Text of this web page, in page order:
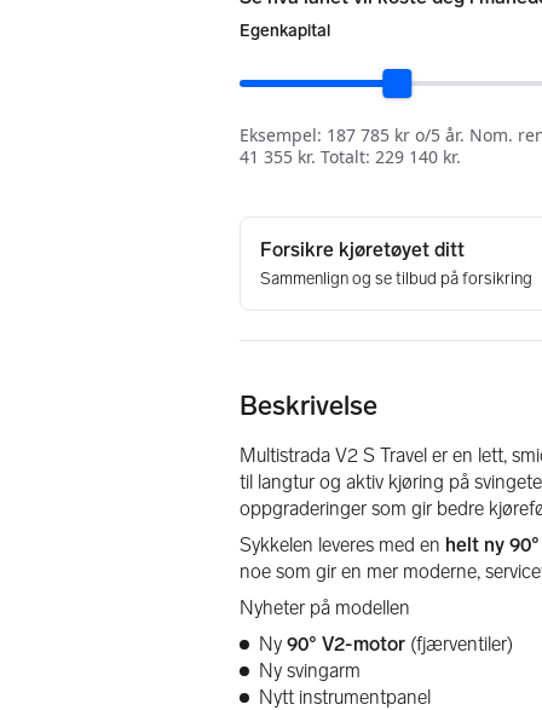
Beskrivelse
Multistrada V2 S Travel er en lett,
til langtur og aktiv kjøring på
oppgraderinger som gir bedre
Sykkelen leveres med en helt ny
noe som gir en mer moderne,
Nyheter på modellen
Ny 90° V2-motor (fjærventiler)
Ny svingarm
Nytt instrumentpanel